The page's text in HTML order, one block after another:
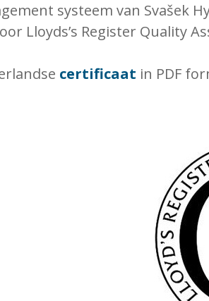
systeem van Svašek
Lloyds’s Register Quality
certificaat in PDF